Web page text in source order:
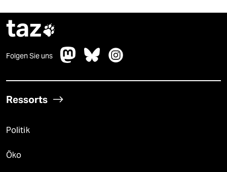
taz
Folgen Sie uns
Ressorts
Politik
Öko